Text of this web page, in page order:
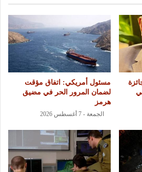
مسئول أمريكي: اتفاق مؤقت
لضمان المرور الحر في مضيق
هرمز
الجمعة - 7 أغسطس 2026